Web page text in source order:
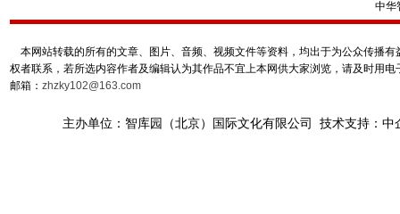
中华
本网站转载的所有的文章、图片、音频、视频文件等资料，均出于为公众传播
权者联系，若所选内容作者及编辑认为其作品不宜上本网供大家浏览，请及时用
邮箱： zhzky102@163.com
主办单位：智库园（北京）国际文化有限公司 技术支持：